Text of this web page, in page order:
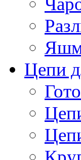
Цепи